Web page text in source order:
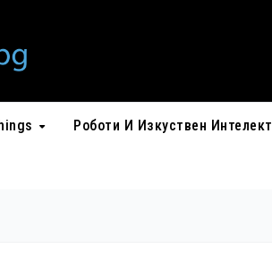
Роботи И Изкуствен Интелект